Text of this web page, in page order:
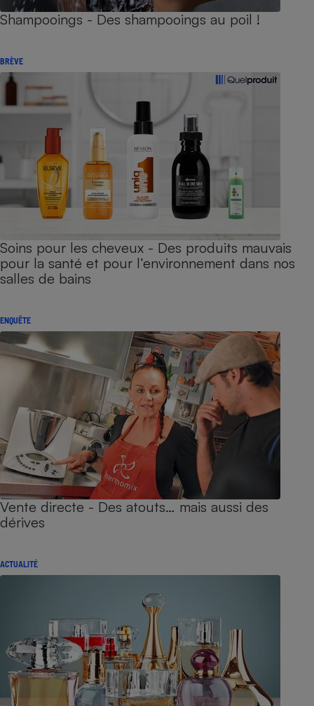
Shampooings - Des shampooings au poil !
BRÈVE
Soins pour les cheveux - Des produits mauvais
pour la santé et pour l’environnement dans nos
salles de bains
ENQUÊTE
Vente directe - Des atouts… mais aussi des
dérives
ACTUALITÉ